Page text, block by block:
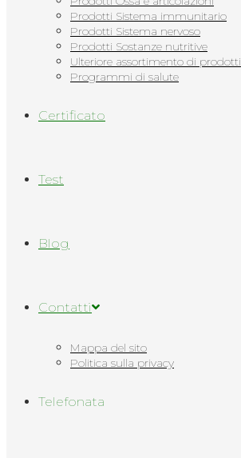
Prodotti Sistema immunitario
Prodotti Sistema nervoso
Prodotti Sostanze nutritive
Ulteriore assortimento di prodotti
Programmi di salute
Сertificato
Test
Blog
Contatti
Mappa del sito
Politica sulla privacy
Telefonata